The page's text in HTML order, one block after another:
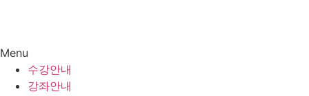
Menu
수강안내
강좌안내